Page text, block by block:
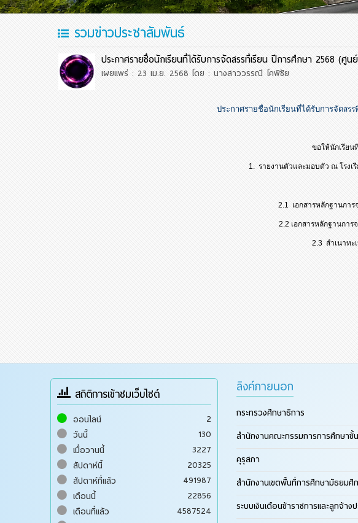
รวมข่าวประชาสัมพันธ์
ประกาศรายชื่อนักเรียนที่ได้รับการจัดสรรที่เรียน ปีการศึกษา 2568 (ศู
เผยแพร่ : 23 เม.ย. 2568 โดย : นางสาววรรณี โคพิชัย
ประกาศรายชื่อนักเรียนที่ได้รับการจัดสรร
ขอให้นักเรีย
1. รายงานตัวและมอบตัว ณ โรงเรี
2.1 เอกสารหลักฐานกา
2.2 เอกสารหลักฐานกา
2.3 สำเนาทะ
สถิติการเข้าชมเว็บไซต์
ออนไลน์
2
วันนี้
130
เมื่อวานนี้
3227
สัปดาห์นี้
20325
สัปดาห์ที่แล้ว
491987
เดือนนี้
22856
เดือนที่แล้ว
4587524
ลิงค์ภายนอก
กระทรวงศึกษาธิการ
สำนักงานคณะกรรมการการศึกษาขั้
คุรุสภา
สำนักงานเขตพื้นที่การศึกษามัธยม
ระบบเงินเดือนข้าราชการและลูกจ้าง